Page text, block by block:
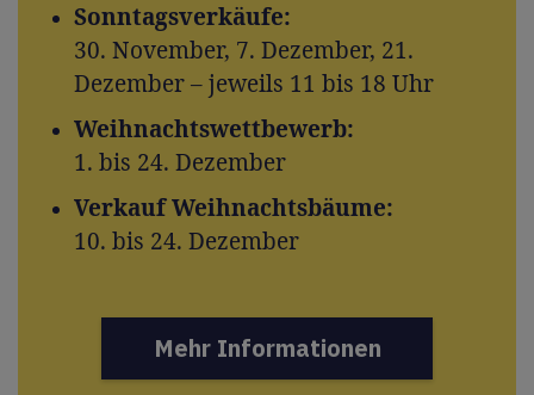
Sonntagsverkäufe:
30. November, 7. Dezember, 21.
Dezember – jeweils 11 bis 18 Uhr
Weihnachtswettbewerb:
1. bis 24. Dezember
Verkauf Weihnachtsbäume:
10. bis 24. Dezember
Mehr Informationen